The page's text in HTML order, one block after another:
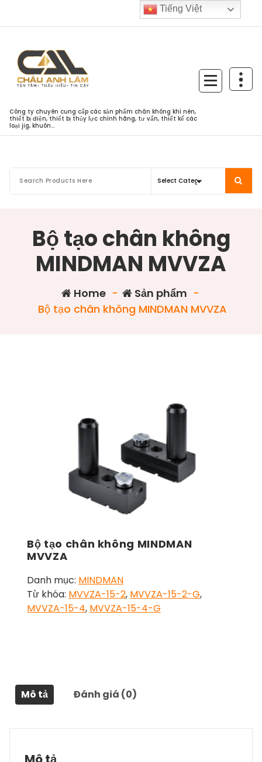
Công ty chuyên cung cấp các sản phẩm chân không khí nén,
thiết bị điện, thiết bị thủy lực chính hãng, tư vấn, thiết kế các
loại jig, khuôn...
Bộ tạo chân không
MINDMAN MVVZA
Home- Sản phẩm -
Bộ tạo chân không MINDMAN MVVZA
Bộ tạo chân không MINDMAN
MVVZA
Danh mục: MINDMAN
Từ khóa: MVVZA-15-2, MVVZA-15-2-G,
MVVZA-15-4, MVVZA-15-4-G
Mô tả Đánh giá (0)
Tiếng Việt